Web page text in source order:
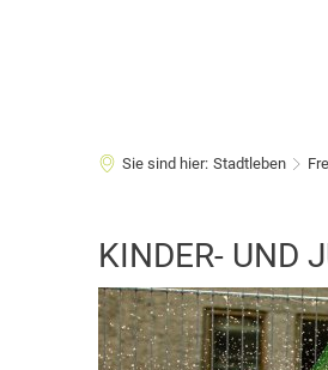
Sie sind hier: Stadtleben
Kinder-
Jugendfeuerwehr
KINDER- UND